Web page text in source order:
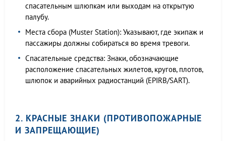
спасательным шлюпкам или выходам на открытую
палубу.
Места сбора (Muster Station): Указывают, где экипаж и
пассажиры должны собираться во время тревоги.
Спасательные средства: Знаки, обозначающие
расположение спасательных жилетов, кругов, плотов,
шлюпок и аварийных радиостанций (EPIRB/SART).
2. КРАСНЫЕ ЗНАКИ (ПРОТИВОПОЖАРНЫЕ
И ЗАПРЕЩАЮЩИЕ)